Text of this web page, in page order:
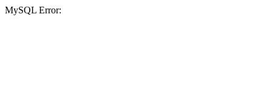
MySQL Error: